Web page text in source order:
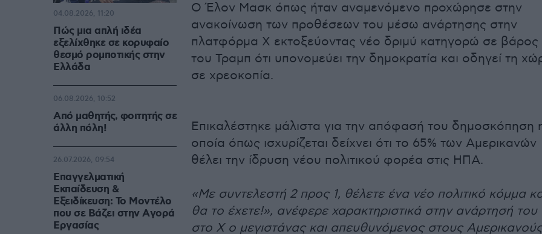
Ο Έλον Μασκ όπως ήταν αναμενόμενο προχώρησε στην
ανακοίνωση των προθέσεων του μέσω ανάρτησης στην
πλατφόρμα Χ εκτοξεύοντας νέο δριμύ κατηγορώ σε βάρος
του Τραμπ ότι υπονομεύει την δημοκρατία και οδηγεί τη
σε χρεοκοπία.
Επικαλέστηκε μάλιστα για την απόφασή του δημοσκόπηση
οποία όπως ισχυρίζεται δείχνει ότι το 65% των Αμερικανών
θέλει την ίδρυση νέου πολιτικού φορέα στις ΗΠΑ.
«Με συντελεστή 2 προς 1, θέλετε ένα νέο πολιτικό κόμμα
θα το έχετε!», ανέφερε χαρακτηριστικά στην ανάρτησή του
στο X ο μεγιστάνας και απευθυνόμενος στους Αμερικανούς
Πώς μια απλή ιδέα
εξελίχθηκε σε κορυφαίο
θεσμό ρομποτικής στην
Ελλάδα
04.08.2026, 11:20
Από μαθητής, φοιτητής σε
άλλη πόλη!
06.08.2026, 10:52
Επαγγελματική
Εκπαίδευση &
Εξειδίκευση: Το Mοντέλο
που σε Bάζει στην Aγορά
Eργασίας
26.07.2026, 09:54